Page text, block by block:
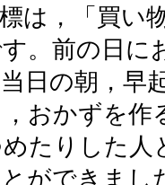
は，「買い
。前の日に
日の朝，早
おかずを作
たりした
ができまし